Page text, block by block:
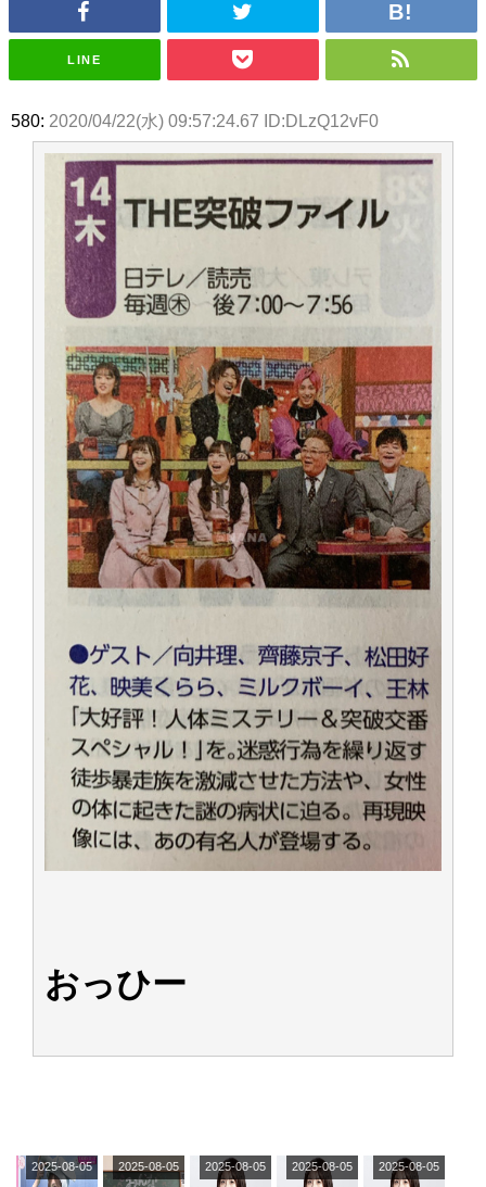
wwwwwwwwwwww
日向坂46まとめのまとめ / 筒井あやめ、アレをチラリ。こういう偶然の方
日向坂46まとめのまとめ / 【日向坂46】富田鈴花1st写真集の先行カット、
花考案グッズ＆生写真5種が公開される
アイドル – ぷぅアンテナ / 「乃木坂46ののぎおび⊿」北野日奈子が生配
信！【2022.3.22 17:15〜 SHOWROOM】
アイドル – ぷぅアンテナ / 2022年3月22日（火）のメディア情報
アイドル – ぷぅアンテナ / 【乃木坂46】井上和の『なぎおはぎ』って こん
ぺいとう×いちごみるく×マヨラー星人 と同じと考えてよろしいですか？
アイドル – ぷぅアンテナ / 【乃木坂46】日村勇紀 gif職人が切り抜いた名シ
ふぇどみ！ / 【画像】スポ－ツキャスターお姉さん・ハメまくりだったｗｗ
ｗｗｗｗｗｗｗｗｗｗ
ふぇどみ！ / 【悲報】母「裕福な過程が高学歴になるとか大嘘。教育に金を
かけまくったうちの息子が団地住みの貧乏に学歴で負けた」
Powered by livedoor 相互RSS
LINE
580: 2020/04/22(水) 09:57:24.67 ID:DLzQ12vF0
おっひー
2025-08-05 2025-08-05 2025-08-05 2025-08-05 2025-08-05